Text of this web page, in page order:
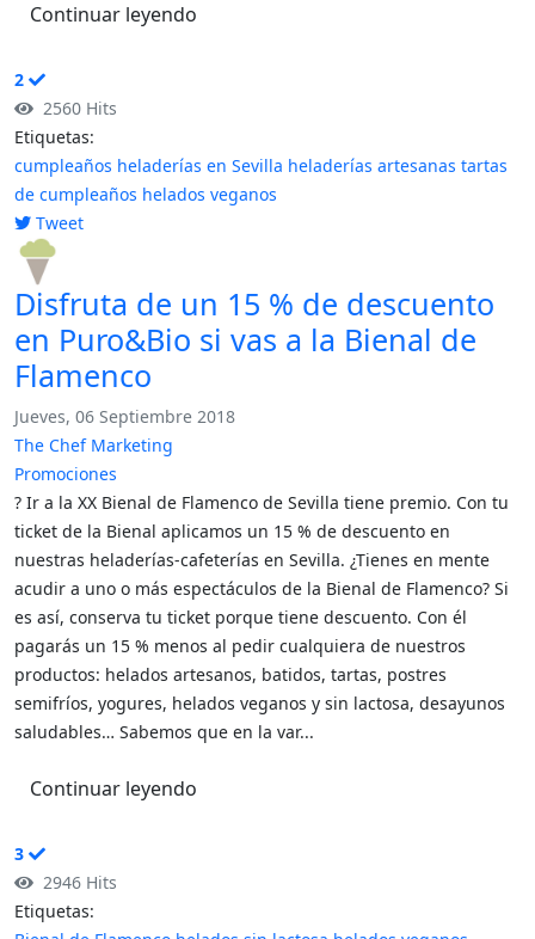
Continuar leyendo
2
2560 Hits
Etiquetas:
cumpleaños heladerías en Sevilla heladerías artesanas tartas
de cumpleaños helados veganos
Tweet
pinterest
Disfruta de un 15 % de descuento
en Puro&Bio si vas a la Bienal de
Flamenco
Jueves, 06 Septiembre 2018
The Chef Marketing
Promociones
? Ir a la XX Bienal de Flamenco de Sevilla tiene premio. Con tu
ticket de la Bienal aplicamos un 15 % de descuento en
nuestras heladerías-cafeterías en Sevilla. ¿Tienes en mente
acudir a uno o más espectáculos de la Bienal de Flamenco? Si
es así, conserva tu ticket porque tiene descuento. Con él
pagarás un 15 % menos al pedir cualquiera de nuestros
productos: helados artesanos, batidos, tartas, postres
semifríos, yogures, helados veganos y sin lactosa, desayunos
saludables… Sabemos que en la var...
Continuar leyendo
3
2946 Hits
Etiquetas: